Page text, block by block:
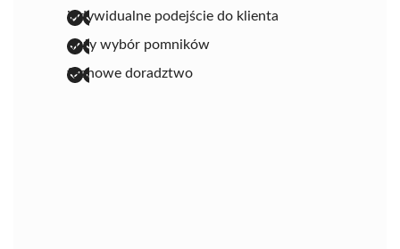
indywidualne podejście do klienta
duży wybór pomników
fachowe doradztwo